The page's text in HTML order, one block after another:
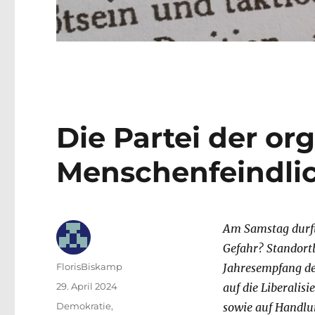
Die Partei der
Am Samstag
Gefahr?
Jahresempfang
auf die
sowie auf
Autor
FlorisBiskamp
Veröffentlicht
29. April 2024
Kategorien
Demokratie,